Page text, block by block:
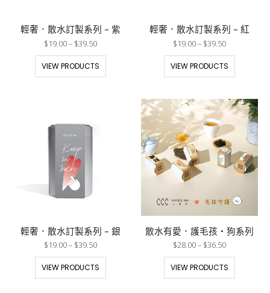
輕奢．散水訂製系列 – 紫
$19.00– $39.50
VIEW PRODUCTS
輕奢．散水訂製系列 – 紅
$19.00– $39.50
VIEW PRODUCTS
輕奢．散水訂製系列 – 銀
$19.00– $39.50
VIEW PRODUCTS
散水有愛．護毛孩・狗系列
$28.00– $36.50
VIEW PRODUCTS